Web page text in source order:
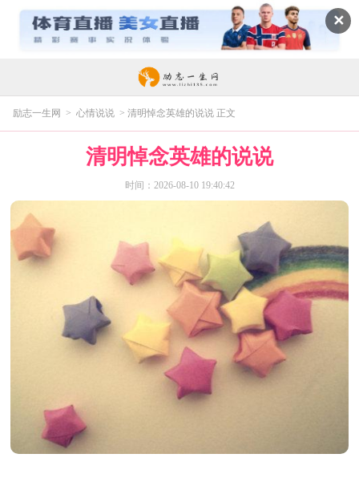
✕
励志一生网 > 心情说说 > 清明悼念英雄的说说 正文
清明悼念英雄的说说
时间：2026-08-10 19:40:42